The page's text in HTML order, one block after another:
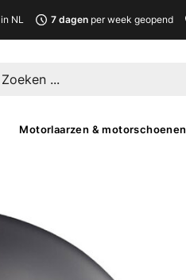
in NL 7 dagen per week geopend
Motorlaarzen & motorschoenen